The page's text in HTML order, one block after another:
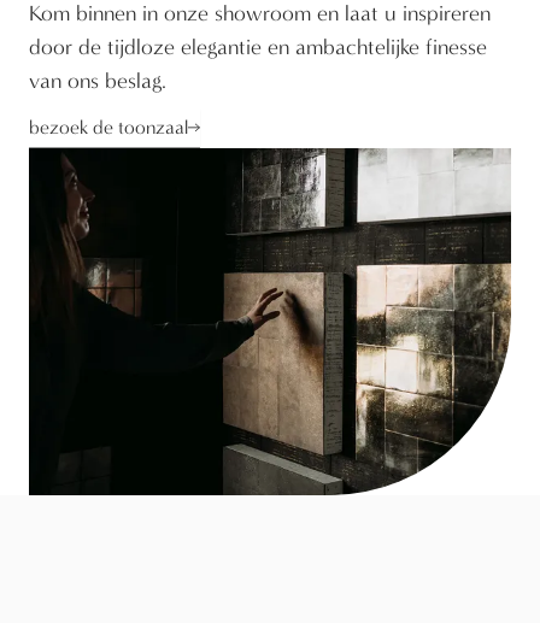
Kom binnen in onze showroom en laat u inspireren
door de tijdloze elegantie en ambachtelijke finesse
van ons beslag.
bezoek de toonzaal